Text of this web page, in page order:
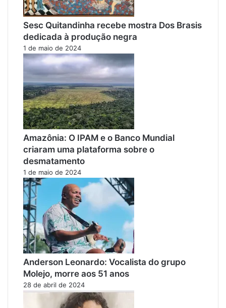
Sesc Quitandinha recebe mostra Dos Brasis
dedicada à produção negra
1 de maio de 2024
Amazônia: O IPAM e o Banco Mundial
criaram uma plataforma sobre o
desmatamento
1 de maio de 2024
Anderson Leonardo: Vocalista do grupo
Molejo, morre aos 51 anos
28 de abril de 2024